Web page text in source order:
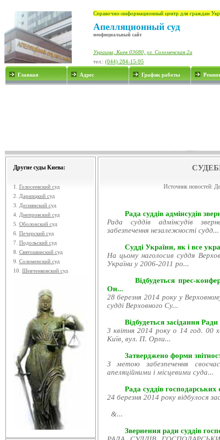
Справочно-информационный центр для граждан
Апелляционный суд
неофициальный сайт
Украина, Киев 03680, ул. Соломенская 2а
тел.: (044) 284-15-95
Главная Адрес График работы
Другие суды Киева:
1. Голосеевский суд
2.
Дарницкий суд
3.
Деснянский суд
4. Днепровский суд
5. Оболонский суд
6. Печерский суд
7. Подольский суд
8. Святошинский суд
9. Соломенский суд
10. Шевченковский суд
Источник новостей:
Рада суддів адмінсудів
Рада суддів адмінсудів
забезпечення незалежності судд...
Судді України, як і все
На цьому наголосив суддя
України у 2006-2011 ро...
Відбудеться прес-
Он...
28 березня 2014 року у
судді Верховного Су...
Відбудеться засідання
3 квітня 2014 року о 14 год. 00
Київ, вул. П. Орли...
Затверджено форми
З метою забезпечення
апеляційними і місцевими суда...
Рада суддів господарських
24 березня 2014 року відбулося
&...
Звернення ради суддів